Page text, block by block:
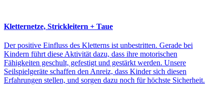
Kletternetze, Strickleitern + Taue
Der positive Einfluss des Kletterns ist unbestritten. Gerade bei
Kindern führt diese Aktivität dazu, dass ihre motorischen
Fähigkeiten geschult, gefestigt und gestärkt werden. Unsere
Seilspielgeräte schaffen den Anreiz, dass Kinder sich diesen
Erfahrungen stellen, und sorgen dazu noch für höchste Sicherheit.